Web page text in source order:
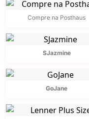
Compre na Posthaus
SJazmine
GoJane